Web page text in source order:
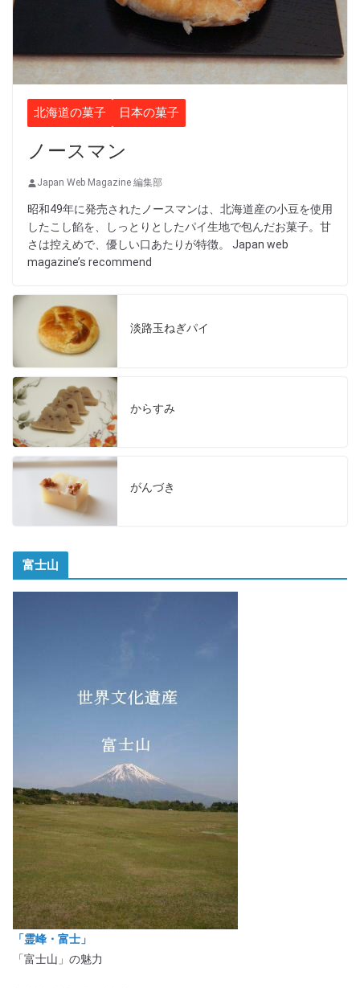
北海道の菓子 日本の菓子
ノースマン
Japan Web Magazine 編集部
昭和49年に発売されたノースマンは、北海道産の小豆を使用
したこし餡を、しっとりとしたパイ生地で包んだお菓子。甘
さは控えめで、優しい口あたりが特徴。 Japan web
magazine’s recommend
淡路玉ねぎパイ
からすみ
がんづき
富士山
「霊峰・富士」
「富士山」の魅力